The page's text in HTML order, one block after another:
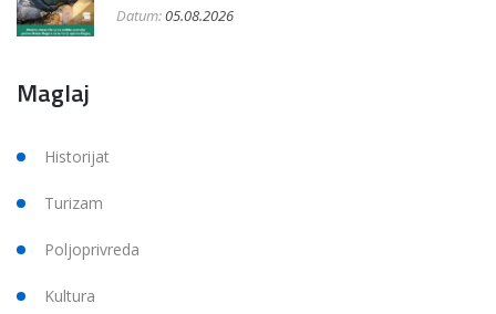
Datum:05.08.2026
Maglaj
Historijat
Turizam
Poljoprivreda
Kultura